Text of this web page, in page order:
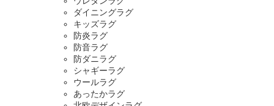
ダイニングラグ
キッズラグ
防炎ラグ
防音ラグ
防ダニラグ
シャギーラグ
ウールラグ
あったかラグ